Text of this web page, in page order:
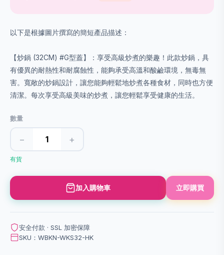
以下是根據圖片撰寫的簡短產品描述：
【炒鍋 (32CM) #G型蓋】：享受高級炒煮的樂趣！此款炒鍋，具
有優異的耐熱性和耐腐蝕性，能夠承受高溫和酸鹼環境，無毒無
害。寬敞的炒鍋設計，讓您能夠輕鬆地炒煮各種食材，同時也方便
清潔。每次享受高級美味的炒煮，讓您輕鬆享受健康的生活。
數量
− +
有貨
加入購物車 立即購買
安全付款 · SSL 加密保障
SKU：WBKN-WKS32-HK